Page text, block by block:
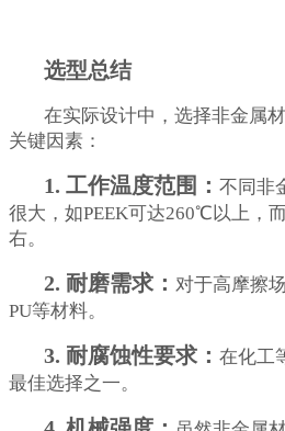
选型总结
在实际设计中，选择非金属
关键因素：
1. 工作温度范围： 不同非
很大，如PEEK可达260℃以上，
右。
2. 耐磨需求： 对于高摩擦
PU等材料。
3. 耐腐蚀性要求： 在化工
最佳选择之一。